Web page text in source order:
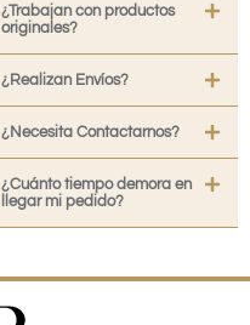
¿Trabajan con productos
originales?
¿Realizan Envíos?
¿Necesita Contactarnos?
¿Cuánto tiempo demora en
llegar mi pedido?